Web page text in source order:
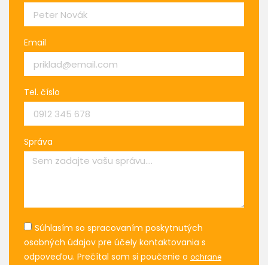
Email
Tel. číslo
Správa
Súhlasím so spracovaním poskytnutých
osobných údajov pre účely kontaktovania s
odpoveďou. Prečítal som si poučenie o ochrane